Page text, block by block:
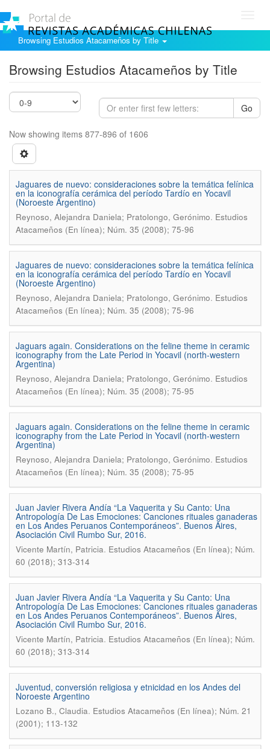
Browsing Estudios Atacameños by Title
Browsing Estudios Atacameños by Title
Go
Now showing items 877-896 of 1606
Jaguares de nuevo: consideraciones sobre la temática felínica
en la iconografía cerámica del período Tardío en Yocavil
(Noroeste Argentino)
Reynoso, Alejandra Daniela; Pratolongo, Gerónimo. Estudios
Atacameños (En línea); Núm. 35 (2008); 75-96
Jaguares de nuevo: consideraciones sobre la temática felínica
en la iconografía cerámica del período Tardío en Yocavil
(Noroeste Argentino)
Reynoso, Alejandra Daniela; Pratolongo, Gerónimo. Estudios
Atacameños (En línea); Núm. 35 (2008); 75-96
Jaguars again. Considerations on the feline theme in ceramic
iconography from the Late Period in Yocavil (north-western
Argentina)
Reynoso, Alejandra Daniela; Pratolongo, Gerónimo. Estudios
Atacameños (En línea); Núm. 35 (2008); 75-95
Jaguars again. Considerations on the feline theme in ceramic
iconography from the Late Period in Yocavil (north-western
Argentina)
Reynoso, Alejandra Daniela; Pratolongo, Gerónimo. Estudios
Atacameños (En línea); Núm. 35 (2008); 75-95
Juan Javier Rivera Andía “La Vaquerita y Su Canto: Una
Antropología De Las Emociones: Canciones rituales ganaderas
en Los Andes Peruanos Contemporáneos”. Buenos Aires,
Asociación Civil Rumbo Sur, 2016.
Vicente Martín, Patricia. Estudios Atacameños (En línea); Núm.
60 (2018); 313-314
Juan Javier Rivera Andía “La Vaquerita y Su Canto: Una
Antropología De Las Emociones: Canciones rituales ganaderas
en Los Andes Peruanos Contemporáneos”. Buenos Aires,
Asociación Civil Rumbo Sur, 2016.
Vicente Martín, Patricia. Estudios Atacameños (En línea); Núm.
60 (2018); 313-314
Juventud, conversión religiosa y etnicidad en los Andes del
Noroeste Argentino
Lozano B., Claudia. Estudios Atacameños (En línea); Núm. 21
(2001); 113-132